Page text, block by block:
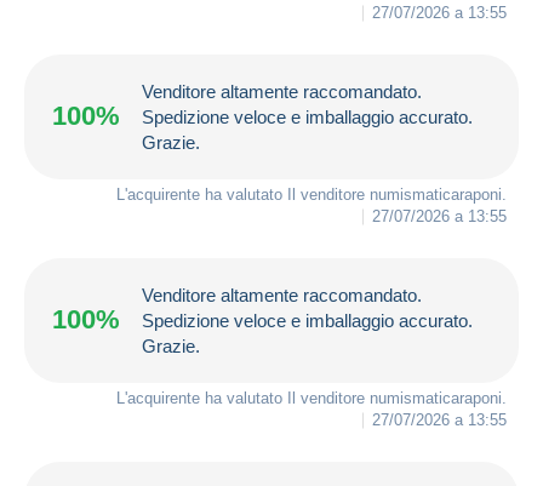
27/07/2026 a 13:55
100%
Venditore altamente raccomandato.
Spedizione veloce e imballaggio accurato.
Grazie.
L'acquirente ha valutato Il venditore numismaticaraponi
27/07/2026 a 13:55
100%
Venditore altamente raccomandato.
Spedizione veloce e imballaggio accurato.
Grazie.
L'acquirente ha valutato Il venditore numismaticaraponi
27/07/2026 a 13:55